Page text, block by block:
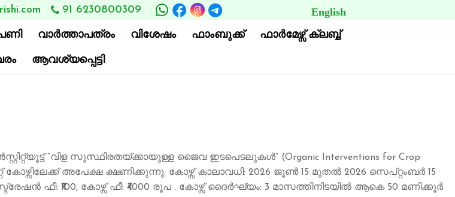
91 6230800309
വാ‍ർത്താപത്രം വിശേഷം ഫാംബുക്ക് ഫാര്‍മേഴ്സ് ക്ലബ്ബ്
ആവശ്യപ്പെട്ടി
English
“വിള സുസ്ഥിരതയ്ക്കായുള്ള ജൈവ ഇടപെടലുകൾ” (Organic Interventions for Crop
അപേക്ഷ ക്ഷണിക്കുന്നു. കോഴ്സ് കാലാവധി: 2026 ജൂൺ 15 മുതൽ 2026 സെപ്റ്റംബർ 15
ഫീ: ₹100, കോഴ്സ് ഫീ: ₹4000 രൂപ . കോഴ്സ് ദൈർഘ്യം: 3 മാസത്തിനിടയിൽ ആകെ 50 മണിക്കൂർ